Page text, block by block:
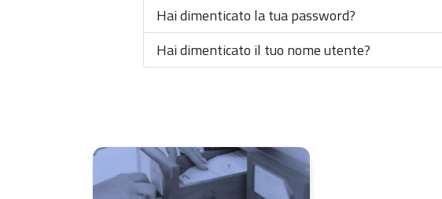
Hai dimenticato la tua password?
Hai dimenticato il tuo nome utente?